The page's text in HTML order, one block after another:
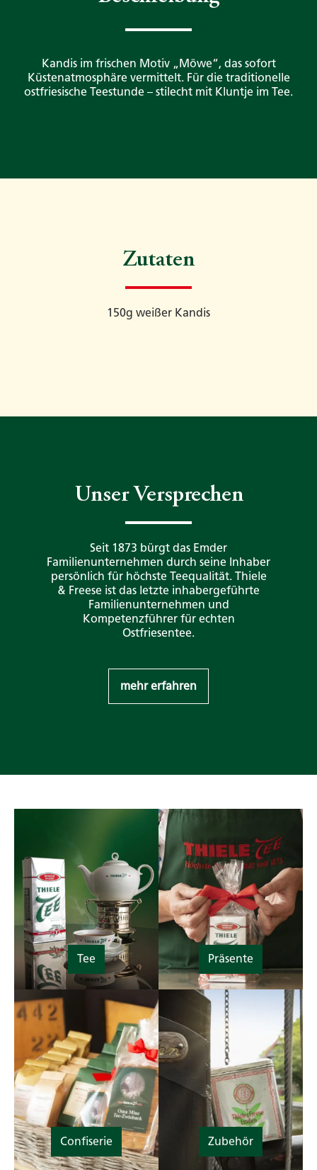
Kandis im frischen Motiv „Möwe“, das sofort
Küstenatmosphäre vermittelt. Für die traditionelle
ostfriesische Teestunde – stilecht mit Kluntje im Tee.
Zutaten
150g weißer Kandis
Unser Versprechen
Seit 1873 bürgt das Emder
Familienunternehmen durch seine Inhaber
persönlich für höchste Teequalität. Thiele
& Freese ist das letzte inhabergeführte
Familienunternehmen und
Kompetenzführer für echten
Ostfriesentee.
mehr erfahren
Tee Präsente
Confiserie Zubehör